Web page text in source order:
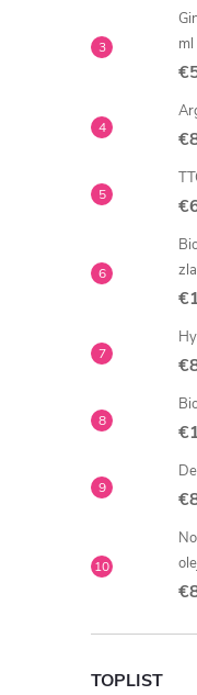
ml
TOPLIST